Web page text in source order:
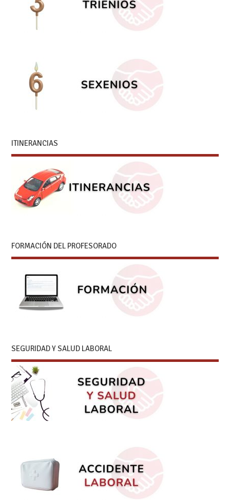
ITINERANCIAS
FORMACIÓN DEL PROFESORADO
SEGURIDAD Y SALUD LABORAL